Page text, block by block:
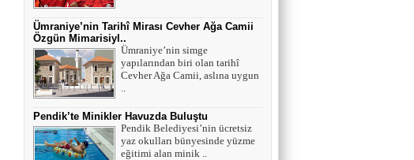
Ümraniye’nin Tarihî Mirası Cevher Ağa Camii
Özgün Mimarisiyl..
Ümraniye’nin simge
yapılarından biri olan tarihî
Cevher Ağa Camii, aslına uygun
..
Pendik’te Minikler Havuzda Buluştu
Pendik Belediyesi’nin ücretsiz
yaz okulları bünyesinde yüzme
eğitimi alan minik ..